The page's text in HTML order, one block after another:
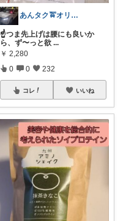
あんタク🚖オリ写卒業🥸C✋
☝️つま先上げは腰にも良いか
ら、ず〜っと欲 ...
￥ 2,280
0 0 232
コレ いいね